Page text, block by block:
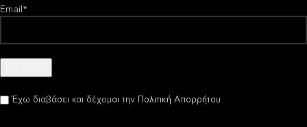
Email*
Έχω διαβάσει και δέχομαι την Πολιτική Απορρήτου